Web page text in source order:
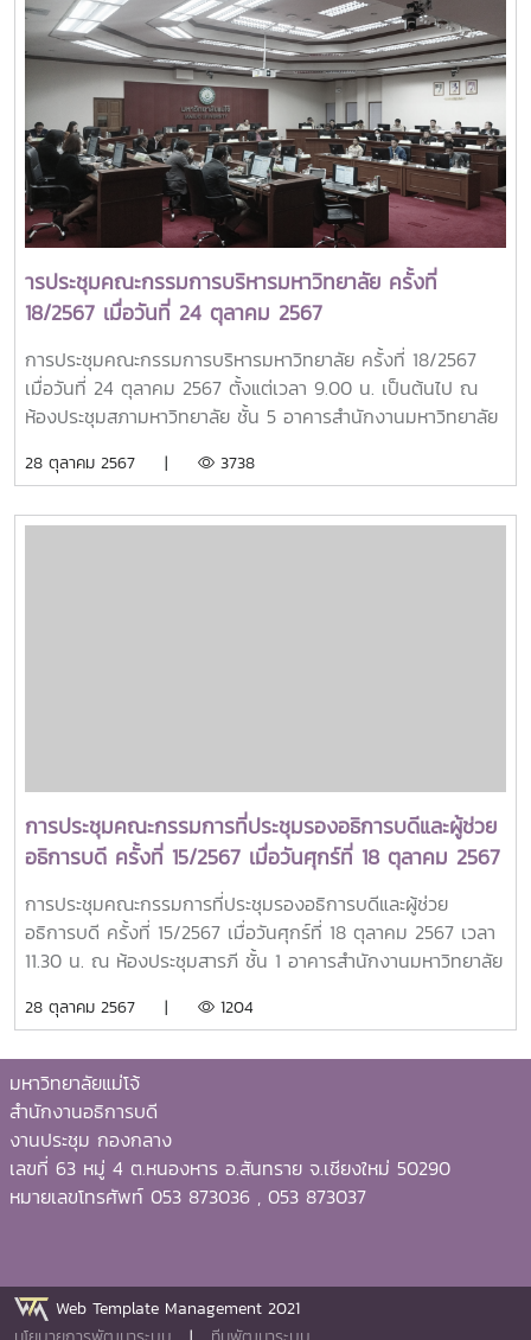
ารประชุมคณะกรรมการบริหารมหาวิทยาลัย ครั้งที่
18/2567 เมื่อวันที่ 24 ตุลาคม 2567
การประชุมคณะกรรมการบริหารมหาวิทยาลัย ครั้งที่ 18/2567
เมื่อวันที่ 24 ตุลาคม 2567 ตั้งแต่เวลา 9.00 น. เป็นต้นไป ณ
ห้องประชุมสภามหาวิทยาลัย ชั้น 5 อาคารสำนักงานมหาวิทยาลัย
28 ตุลาคม 2567 | 3738
การประชุมคณะกรรมการที่ประชุมรองอธิการบดีและผู้ช่วย
อธิการบดี ครั้งที่ 15/2567 เมื่อวันศุกร์ที่ 18 ตุลาคม 2567
การประชุมคณะกรรมการที่ประชุมรองอธิการบดีและผู้ช่วย
อธิการบดี ครั้งที่ 15/2567 เมื่อวันศุกร์ที่ 18 ตุลาคม 2567 เวลา
11.30 น. ณ ห้องประชุมสารภี ชั้น 1 อาคารสำนักงานมหาวิทยาลัย
28 ตุลาคม 2567 | 1204
มหาวิทยาลัยแม่โจ้
สำนักงานอธิการบดี
งานประชุม กองกลาง
เลขที่ 63 หมู่ 4 ต.หนองหาร อ.สันทราย จ.เชียงใหม่ 50290
หมายเลขโทรศัพท์ 053 873036 , 053 873037
Web Template Management 2021